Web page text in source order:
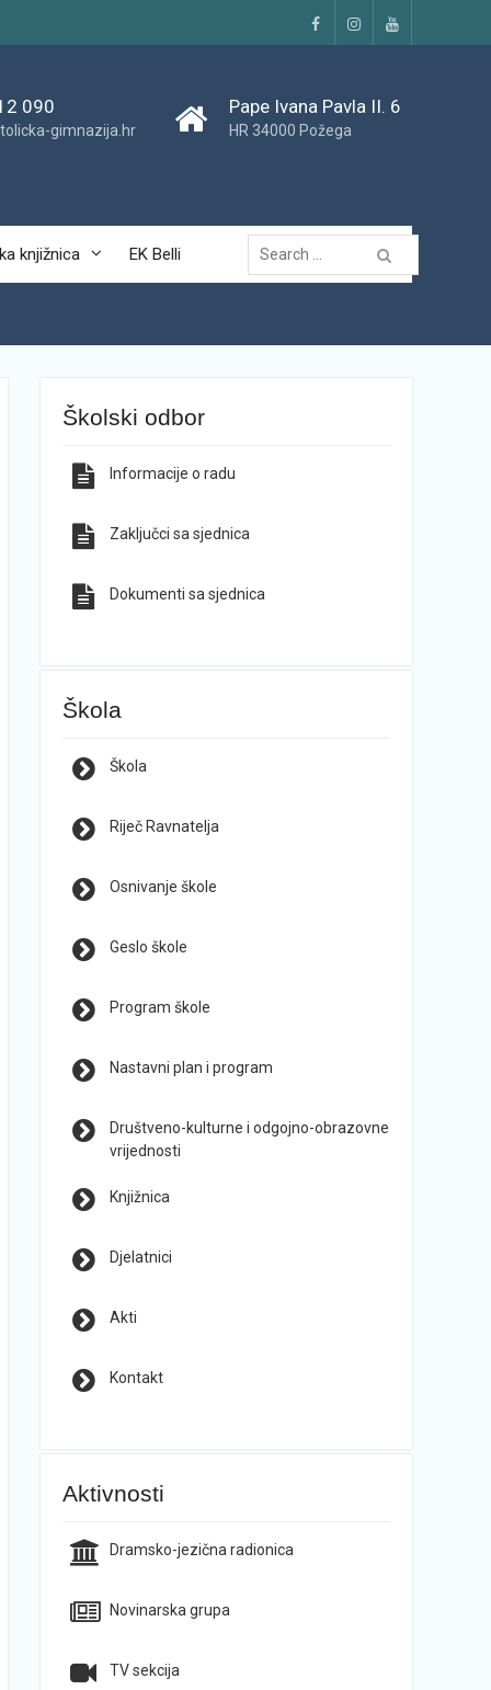
FacebookInstagramYouTube
090
gimnazija.hr
Pape Ivana Pavla II. 6
HR 34000 Požega
knjižnica EK Belli
Traži...
Školski odbor
Informacije o radu
Zaključci sa sjednica
Dokumenti sa sjednica
Škola
Škola
Riječ Ravnatelja
Osnivanje škole
Geslo škole
Program škole
Nastavni plan i program
Društveno-kulturne i odgojno-obrazovne
vrijednosti
Knjižnica
Djelatnici
Akti
Kontakt
Aktivnosti
Dramsko-jezična radionica
Novinarska grupa
TV sekcija